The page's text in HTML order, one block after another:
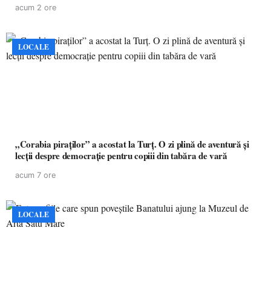
acum 2 ore
LOCALE
„Corabia piraților” a acostat la Turț. O zi plină de aventură și
lecții despre democrație pentru copiii din tabăra de vară
acum 7 ore
LOCALE